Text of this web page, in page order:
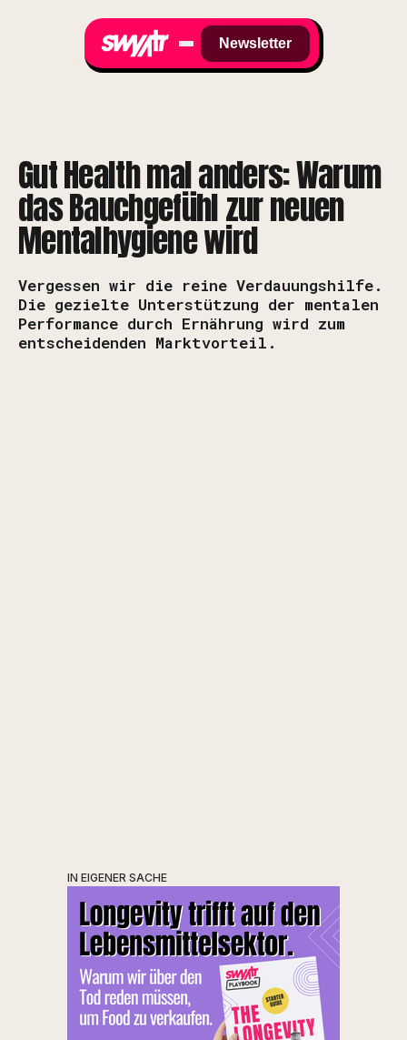
Newsletter
Gut Health mal anders: Warum
das Bauchgefühl zur neuen
Mentalhygiene wird
Vergessen wir die reine Verdauungshilfe.
Die gezielte Unterstützung der mentalen
Performance durch Ernährung wird zum
entscheidenden Marktvorteil.
IN EIGENER SACHE